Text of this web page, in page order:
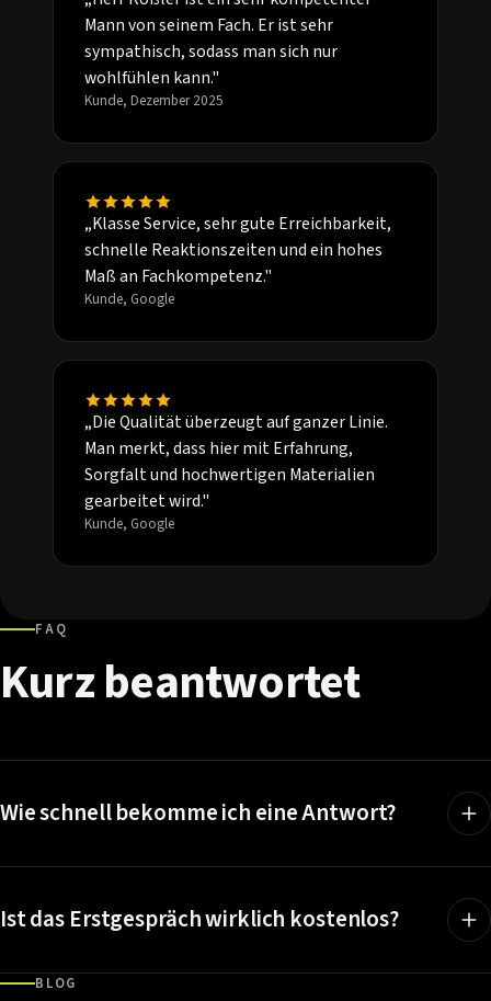
Mann von seinem Fach. Er ist sehr
sympathisch, sodass man sich nur
wohlfühlen kann."
Kunde, Dezember 2025
„Klasse Service, sehr gute Erreichbarkeit,
schnelle Reaktionszeiten und ein hohes
Maß an Fachkompetenz."
Kunde, Google
„Die Qualität überzeugt auf ganzer Linie.
Man merkt, dass hier mit Erfahrung,
Sorgfalt und hochwertigen Materialien
gearbeitet wird."
Kunde, Google
FAQ
Kurzbeantwortet
Wie schnell bekomme ich eine Antwort?
Ist das Erstgespräch wirklich kostenlos?
BLOG